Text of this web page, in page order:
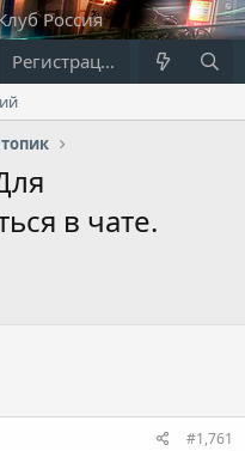
Регистрация
в чате.
#1,761